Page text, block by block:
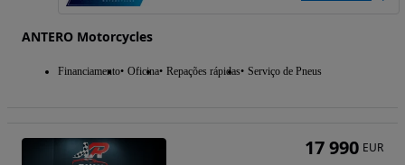
ANTERO Motorcycles
Financiamento Oficina Repações rápidas Serviço de Pneus
17 990 EUR